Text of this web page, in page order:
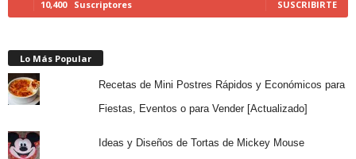
10,400 Suscriptores SUSCRIBIRTE
Lo Más Popular
Recetas de Mini Postres Rápidos y Económicos para
Fiestas, Eventos o para Vender [Actualizado]
Ideas y Diseños de Tortas de Mickey Mouse